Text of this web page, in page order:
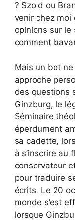
? Szold ou
venir chez moi
opinions sur le
comment
Mais un bot ne
approche
des questions
Ginzburg, le
Séminaire
éperdument
sa cadette,
à s’inscrire au
conservateur
pour traduire
écrits. Le 20
monde s’est
lorsque